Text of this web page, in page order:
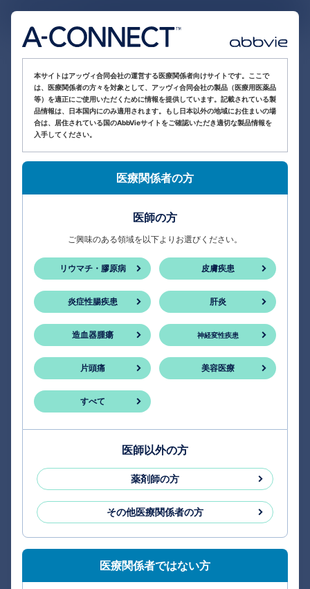
本サイトはアッヴィ合同会社の運営する医療関係者向けサイトです。ここで
は、医療関係者の方々を対象として、アッヴィ合同会社の製品（医療用医薬品
等）を適正にご使用いただくために情報を提供しています。記載されている製
品情報は、日本国内にのみ適用されます。もし日本以外の地域にお住まいの場
合は、居住されている国のAbbVieサイトをご確認いただき適切な製品情報を
入手してください。
医療関係者の方
医師の方
ご興味のある領域を以下よりお選びください。
リウマチ・膠原病 皮膚疾患
炎症性腸疾患 肝炎
造血器腫瘍 神経変性疾患
片頭痛 美容医療
すべて
医師以外の方
薬剤師の方
その他医療関係者の方
医療関係者ではない方